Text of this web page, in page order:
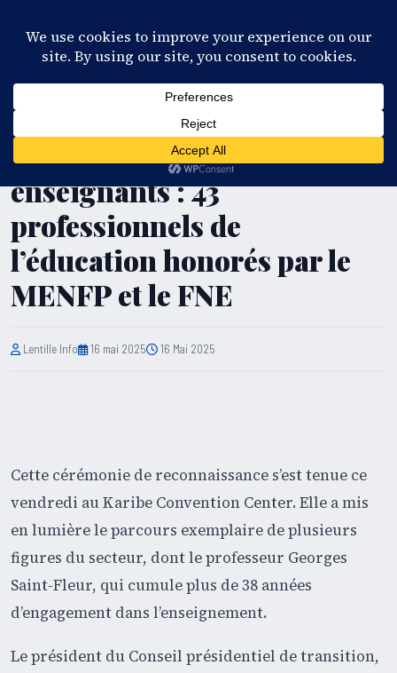
Journée nationale des
enseignants : 43
professionnels de
l’éducation honorés par le
MENFP et le FNE
Lentille Info 16 mai 2025 16 Mai 2025
Cette cérémonie de reconnaissance s’est tenue ce
vendredi au Karibe Convention Center. Elle a mis
en lumière le parcours exemplaire de plusieurs
figures du secteur, dont le professeur Georges
Saint-Fleur, qui cumule plus de 38 années
d’engagement dans l’enseignement.
Le président du Conseil présidentiel de transition,